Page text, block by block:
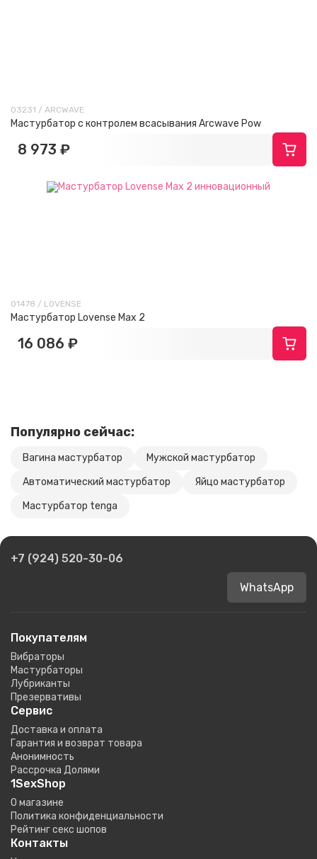
03231 / ARCWAVE
Мастурбатор с контролем всасывания Arcwave Pow
8 973 ₽
01478 / LOVENSE
Мастурбатор Lovense Max 2
16 086 ₽
Популярно сейчас:
Вагина мастурбатор
Мужской мастурбатор
Автоматический мастурбатор
Яйцо мастурбатор
Мастурбатор tenga
+7 (924) 520-30-06
WhatsApp
Покупателям
Вибраторы
Мастурбаторы
Лубриканты
Презервативы
Сервис
Доставка и оплата
Гарантия и возврат товара
Анонимность
Рассрочка Долями
1SexShop
О магазине
Политика конфиденциальности
Рейтинг секс шопов
Контакты